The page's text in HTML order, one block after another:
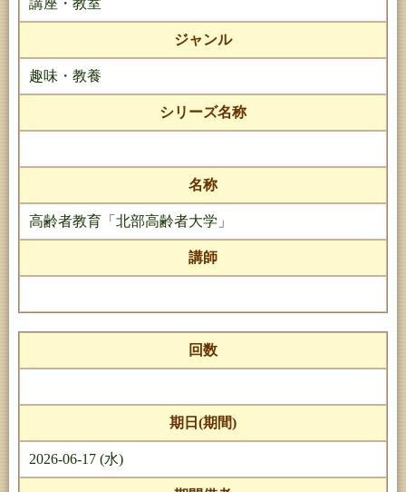
講座・教室
ジャンル
趣味・教養
シリーズ名称
名称
高齢者教育「北部高齢者大学」
講師
回数
期日(期間)
2026-06-17 (水)